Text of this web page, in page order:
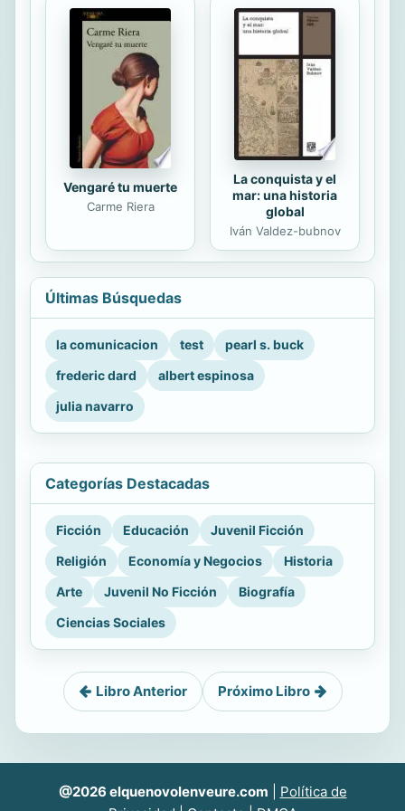
Vengaré tu muerte
Carme Riera
La conquista y el
mar: una historia
global
Iván Valdez-bubnov
Últimas Búsquedas
la comunicacion test
pearl s. buck
frederic dard
albert espinosa
julia navarro
Categorías Destacadas
Ficción Educación
Juvenil Ficción
Religión
Economía y Negocios
Historia
Arte
Juvenil No Ficción
Biografía
Ciencias Sociales
Libro Anterior Próximo Libro
@2026 elquenovolenveure.com
Política de